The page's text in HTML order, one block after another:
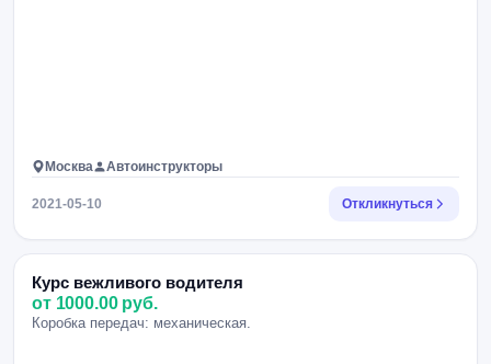
Москва Автоинструкторы
2021-05-10 Откликнуться
Курс вежливого водителя
от 1000.00 руб.
Коробка передач: механическая.